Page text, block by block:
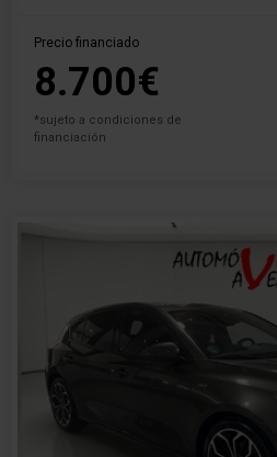
Precio financiado
8.700€
*sujeto a condiciones de
financiación